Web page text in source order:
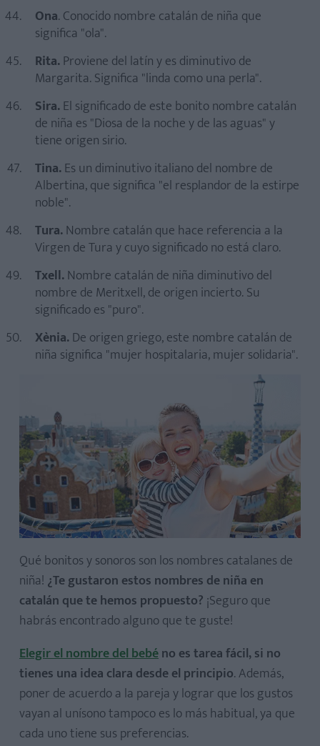
Ona. Conocido nombre catalán de niña que
significa "ola".
Rita.Proviene del latín y es diminutivo de
Margarita. Significa "linda como una perla".
Sira.El significado de este bonito nombre catalán
de niña es "Diosa de la noche y de las aguas" y
tiene origen sirio.
Tina.Es un diminutivo italiano del nombre de
Albertina, que significa "el resplandor de la estirpe
noble".
Tura.Nombre catalán que hace referencia a la
Virgen de Tura y cuyo significado no está claro.
Txell.Nombre catalán de niña diminutivo del
nombre de Meritxell, de origen incierto. Su
significado es "puro".
Xènia.De origen griego, este nombre catalán de
niña significa "mujer hospitalaria, mujer solidaria".
Qué bonitos y sonoros son los nombres catalanes de
niña! ¿Te gustaron estos nombres de niña en
catalán que te hemos propuesto? ¡Seguro que
habrás encontrado alguno que te guste!
Elegir el nombre del bebéno es tarea fácil, si no
tienes una idea clara desde el principio. Además,
poner de acuerdo a la pareja y lograr que los gustos
vayan al unísono tampoco es lo más habitual, ya que
cada uno tiene sus preferencias.